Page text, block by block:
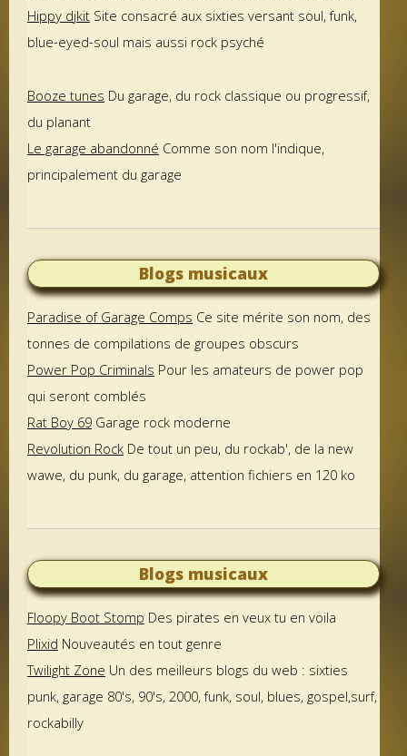
Hippy djkit Site consacré aux sixties versant soul, funk,
blue-eyed-soul mais aussi rock psyché
Booze tunes Du garage, du rock classique ou progressif,
du planant
Le garage abandonné Comme son nom l'indique,
principalement du garage
Blogs musicaux
Paradise of Garage Comps Ce site mérite son nom, des
tonnes de compilations de groupes obscurs
Power Pop Criminals Pour les amateurs de power pop
qui seront comblés
Rat Boy 69 Garage rock moderne
Revolution Rock De tout un peu, du rockab', de la new
wawe, du punk, du garage, attention fichiers en 120 ko
Blogs musicaux
Floopy Boot Stomp Des pirates en veux tu en voila
Plixid Nouveautés en tout genre
Twilight Zone Un des meilleurs blogs du web : sixties
punk, garage 80's, 90's, 2000, funk, soul, blues, gospel,surf,
rockabilly